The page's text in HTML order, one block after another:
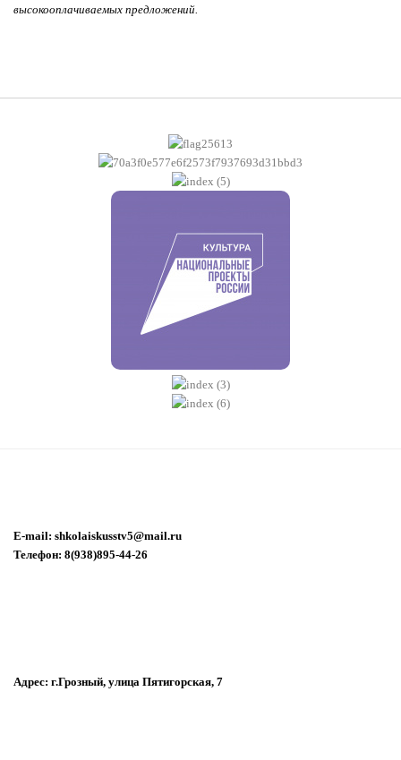
высокооплачиваемых предложений.
E-mail: shkolaiskusstv5@mail.ru
Телефон: 8(938)895-44-26
Адрес: г.Грозный, улица Пятигорская, 7